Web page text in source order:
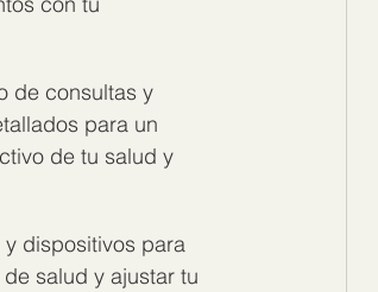
de consultas y
para un
de tu salud y
dispositivos para
salud y ajustar tu